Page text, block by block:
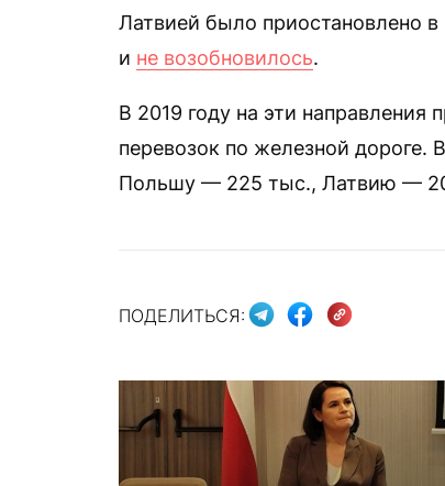
Латвией было приостановлено в
и не возобновилось.
В 2019 году на эти
перевозок по железной дороге.
Польшу — 225 тыс., Латвию —
ПОДЕЛИТЬСЯ: